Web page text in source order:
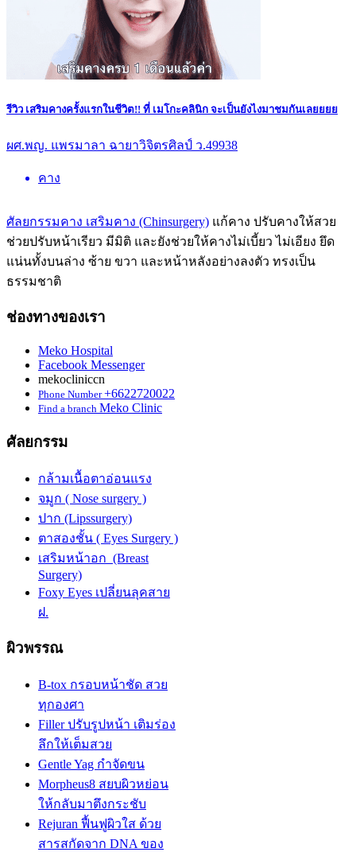
รีวิว เสริมคางครั้งแรกในชีวิต!! ที่ เมโกะคลินิก จะเป็นยังไงมาชมกันเลยยยย
ผศ.พญ. แพรมาลา ฉายาวิจิตรศิลป์ ว.49938
คาง
ศัลยกรรมคาง เสริมคาง (Chinsurgery) แก้คาง ปรับคางให้สวย
ช่วยปรับหน้าเรียว มีมิติ และยังช่วยให้คางไม่เบี้ยว ไม่เอียง ยึด
แน่นทั้งบนล่าง ซ้าย ขวา และหน้าหลังอย่างลงตัว ทรงเป็น
ธรรมชาติ
ช่องทางของเรา
Meko Hospital
Facebook Messenger
mekocliniccn
Phone Number+6622720022
Find a branch Meko Clinic
ศัลยกรรม
กล้ามเนื้อตาอ่อนแรง
จมูก ( Nose surgery )
ปาก (Lipssurgery)
ตาสองชั้น ( Eyes Surgery )
เสริมหน้าอก (Breast
Surgery)
Foxy Eyes เปลี่ยนลุคสาย
ฝ.
ผิวพรรณ
B-tox กรอบหน้าชัด สวย
ทุกองศา
Filler ปรับรูปหน้า เติมร่อง
ลึกให้เต็มสวย
Gentle Yag กำจัดขน
Morpheus8 สยบผิวหย่อน
ให้กลับมาตึงกระชับ
Rejuran ฟื้นฟูผิวใส ด้วย
สารสกัดจาก DNA ของ